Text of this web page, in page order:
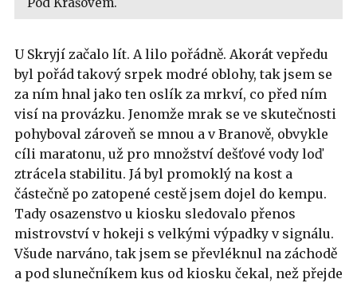
U Skryjí začalo lít. A lilo pořádně. Akorát vepředu
byl pořád takový srpek modré oblohy, tak jsem se
za ním hnal jako ten oslík za mrkví, co před ním
visí na provázku. Jenomže mrak se ve skutečnosti
pohyboval zároveň se mnou a v Branově, obvykle
cíli maratonu, už pro množství dešťové vody loď
ztrácela stabilitu. Já byl promoklý na kost a
částečně po zatopené cestě jsem dojel do kempu.
Tady osazenstvo u kiosku sledovalo přenos
mistrovství v hokeji s velkými výpadky v signálu.
Všude narváno, tak jsem se převléknul na záchodě
a pod slunečníkem kus od kiosku čekal, než přejde